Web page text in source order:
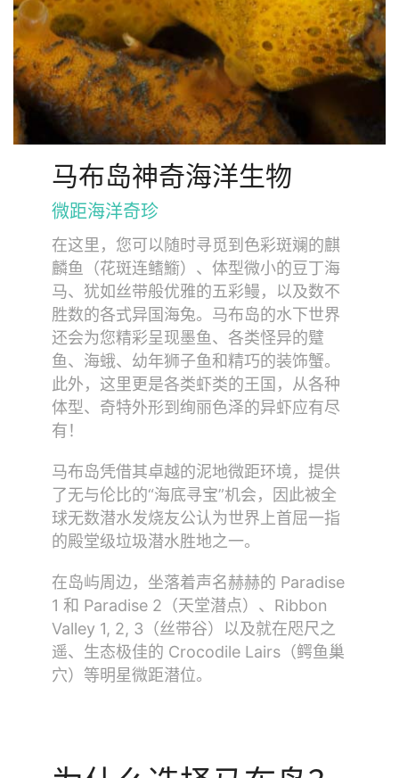
马布岛神奇海洋生物
微距海洋奇珍
在这里，您可以随时寻觅到色彩斑斓的麒
麟鱼（花斑连鳍䲗）、体型微小的豆丁海
马、犹如丝带般优雅的五彩鳗，以及数不
胜数的各式异国海兔。马布岛的水下世界
还会为您精彩呈现墨鱼、各类怪异的躄
鱼、海蛾、幼年狮子鱼和精巧的装饰蟹。
此外，这里更是各类虾类的王国，从各种
体型、奇特外形到绚丽色泽的异虾应有尽
有！
马布岛凭借其卓越的泥地微距环境，提供
了无与伦比的“海底寻宝”机会，因此被全
球无数潜水发烧友公认为世界上首屈一指
的殿堂级垃圾潜水胜地之一。
在岛屿周边，坐落着声名赫赫的 Paradise
1 和 Paradise 2（天堂潜点）、Ribbon
Valley 1, 2, 3（丝带谷）以及就在咫尺之
遥、生态极佳的 Crocodile Lairs（鳄鱼巢
穴）等明星微距潜位。